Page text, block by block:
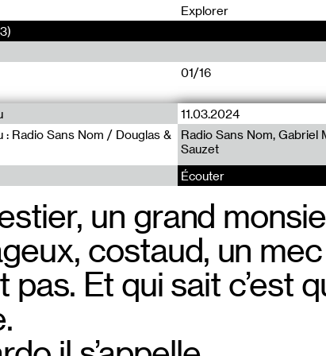
Explorer
01/16
11.03.2024
: Radio Sans Nom / Douglas &
Radio Sans Nom, Gabriel
Sauzet
Écouter
un grand
costaud, un
pas. Et qui sait c’est
Radio Sans Nom (15)
Radio sans nom 18.07.19
– Est-ce
ballon et
– Moi
jeune, je
Radio Sans Nom (14)
Radio sans nom 11.07.19
Plaisir
radio qui